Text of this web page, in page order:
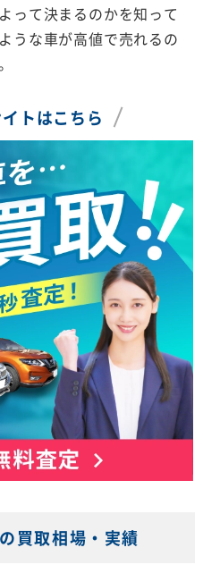
って決まるのかを知って
うな車が高値で売れるの
トはこちら
買取相場・実績